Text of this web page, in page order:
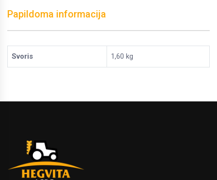
Papildoma informacija
Svoris 1,60 kg